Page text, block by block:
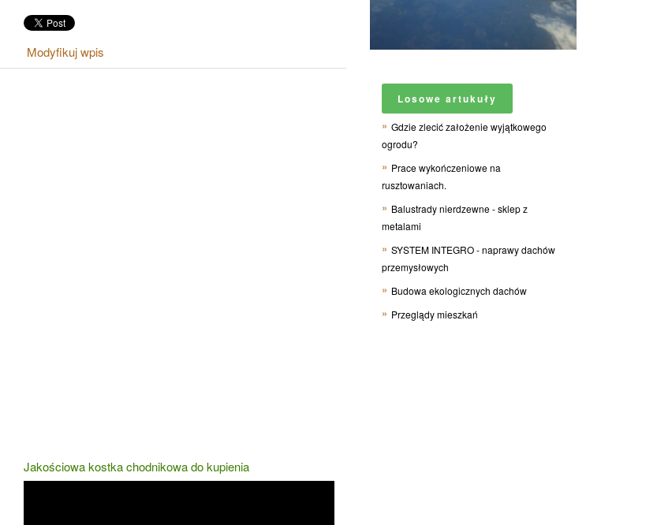
Modyfikuj wpis
Jakościowa kostka chodnikowa do kupienia
Losowe artukuły
Gdzie zlecić założenie wyjątkowego
ogrodu?
Prace wykończeniowe na
rusztowaniach.
Balustrady nierdzewne - sklep z
metalami
SYSTEM INTEGRO - naprawy dachów
przemysłowych
Budowa ekologicznych dachów
Przeglądy mieszkań